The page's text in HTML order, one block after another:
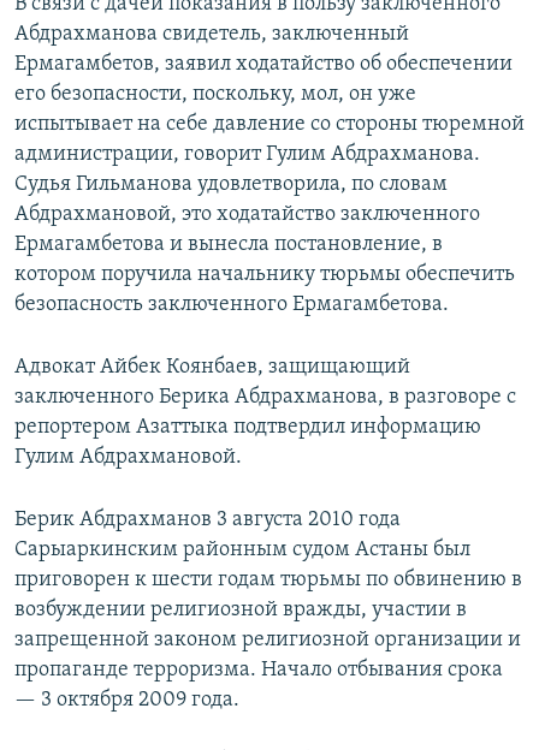
В связи с дачей показания в пользу заключенного
Абдрахманова свидетель, заключенный
Ермагамбетов, заявил ходатайство об обеспечении
его безопасности, поскольку, мол, он уже
испытывает на себе давление со стороны тюремной
администрации, говорит Гулим Абдрахманова.
Судья Гильманова удовлетворила, по словам
Абдрахмановой, это ходатайство заключенного
Ермагамбетова и вынесла постановление, в
котором поручила начальнику тюрьмы обеспечить
безопасность заключенного Ермагамбетова.
Адвокат Айбек Коянбаев, защищающий
заключенного Берика Абдрахманова, в разговоре с
репортером Азаттыка подтвердил информацию
Гулим Абдрахмановой.
Берик Абдрахманов 3 августа 2010 года
Сарыаркинским районным судом Астаны был
приговорен к шести годам тюрьмы по обвинению в
возбуждении религиозной вражды, участии в
запрещенной законом религиозной организации и
пропаганде терроризма. Начало отбывания срока
— 3 октября 2009 года.